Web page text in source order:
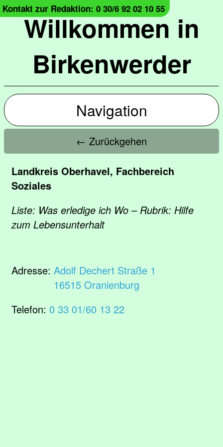
Willkommen in
Birkenwerder
Kontakt zur Redaktion: 0 30/6 92 02 10 55
Navigation
← Zurückgehen
Landkreis Oberhavel, Fachbereich
Soziales
Liste: Was erledige ich Wo – Rubrik: Hilfe
zum Lebensunterhalt
Adresse: Adolf Dechert Straße 1
16515 Oranienburg
Telefon: 0 33 01/60 13 22